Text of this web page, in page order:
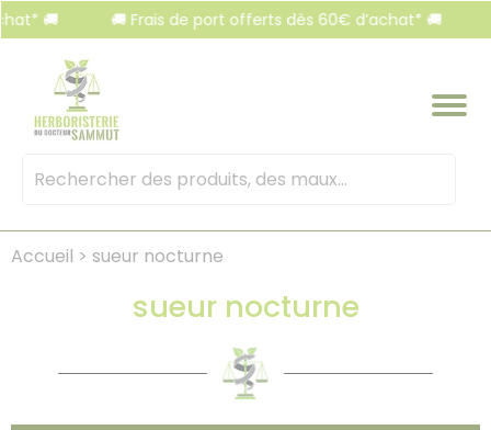
🚚 Frais de port offerts dès 60€ d’achat* 🚚
Mots
Accueil > sueur nocturne
sueur nocturne
Panneau de gestion des cookies